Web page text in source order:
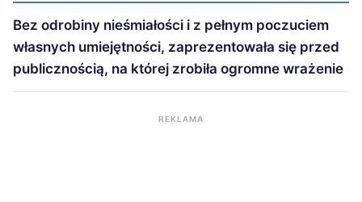
Bez odrobiny nieśmiałości i z pełnym poczuciem
własnych umiejętności, zaprezentowała się przed
publicznością, na której zrobiła ogromne wrażenie
REKLAMA